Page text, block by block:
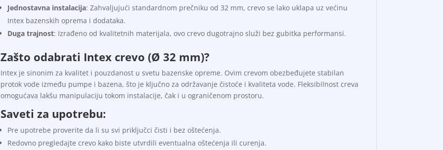
Jednostavna instalacija: Zahvaljujući standardnom prečniku od 32 mm, crevo se lako uklapa uz većinu
Intex bazenskih oprema i dodataka.
Duga trajnost: Izrađeno od kvalitetnih materijala, ovo crevo dugotrajno služi bez gubitka performansi.
Zašto odabrati Intex crevo (Ø 32 mm)?
Intex je sinonim za kvalitet i pouzdanost u svetu bazenske opreme. Ovim crevom obezbeđujete stabilan
protok vode između pumpe i bazena, što je ključno za održavanje čistoće i kvaliteta vode. Fleksibilnost creva
omogućava lakšu manipulaciju tokom instalacije, čak i u ograničenom prostoru.
Saveti za upotrebu:
Pre upotrebe proverite da li su svi priključci čisti i bez oštećenja.
Redovno pregledajte crevo kako biste utvrdili eventualna oštećenja ili curenja.